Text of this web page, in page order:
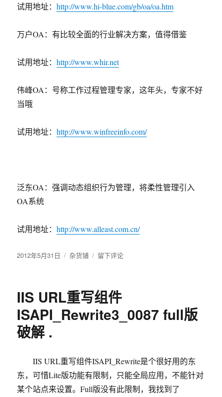
试用地址：http://www.hi-blue.com/gb/oa/oa.htm
万户OA：有比较全面的行业解决方案，值得借鉴
试用地址：http://www.whir.net
伟峰OA：号称工作过程管理专家，这年头，专家不好
当哦
试用地址：http://www.winfreeinfo.com/
泛东OA：强调动态组织行为管理，将柔性管理引入
OA系统
试用地址：http://www.alleast.com.cn/
发
2012年5月31日
分
杂货铺
于
大
OA
在
地
址
留下评论
IIS URL重写组件
ISAPI_Rewrite3_0087 full版
破解 .
IIS URL重写组件ISAPI_Rewrite是个很好用的东
东，可惜Lite版功能有限制，只能全局应用，不能针对
某个站点来设置。Full版没有此限制，我找到了